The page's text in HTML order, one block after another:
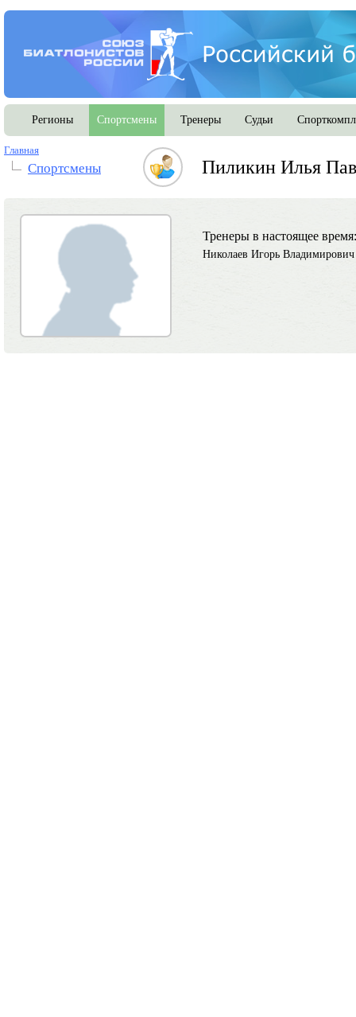
Регионы Спортсмены Тренеры Судьи
Главная
Спортсмены Пиликин Илья
Тренеры в настоящее время:
Николаев Игорь Владимирович